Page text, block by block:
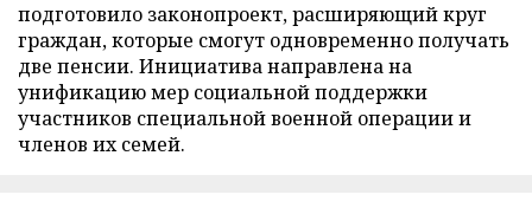
подготовило законопроект, расширяющий круг
граждан, которые смогут одновременно получать
две пенсии. Инициатива направлена на
унификацию мер социальной поддержки
участников специальной военной операции и
членов их семей.